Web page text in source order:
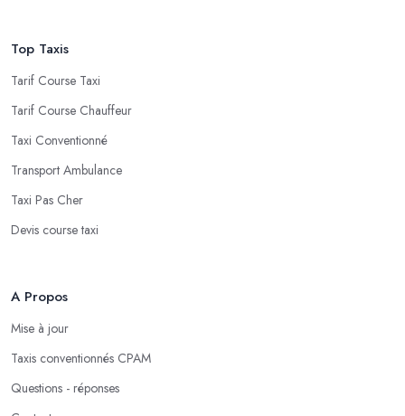
Top Taxis
Tarif Course Taxi
Tarif Course Chauffeur
Taxi Conventionné
Transport Ambulance
Taxi Pas Cher
Devis course taxi
A Propos
Mise à jour
Taxis conventionnés CPAM
Questions - réponses